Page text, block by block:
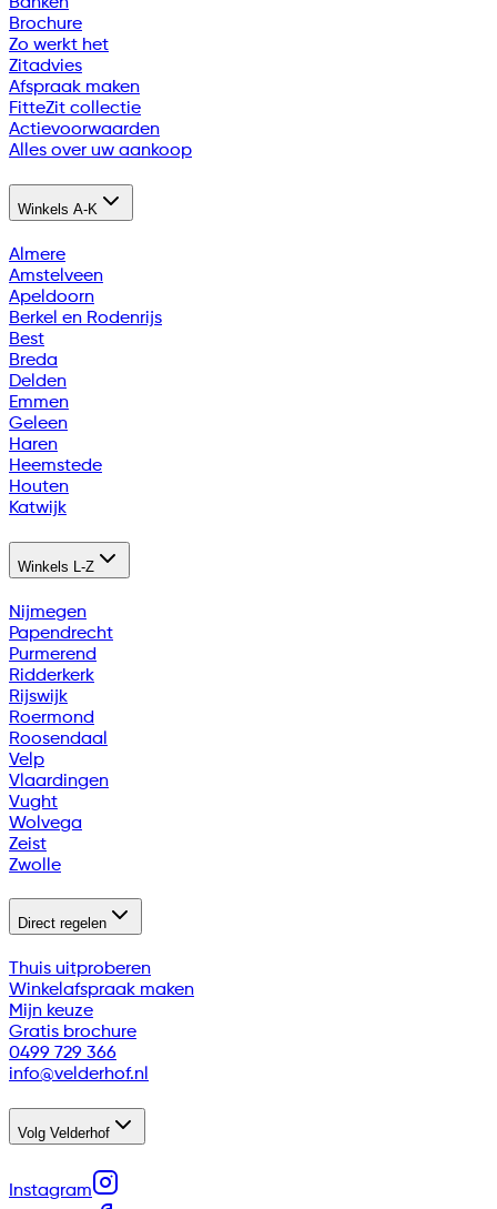
Brochure
Zo werkt het
Zitadvies
Afspraak maken
FitteZit collectie
Actievoorwaarden
Alles over uw aankoop
Winkels A-K
Almere
Amstelveen
Apeldoorn
Berkel en Rodenrijs
Best
Breda
Delden
Emmen
Geleen
Haren
Heemstede
Houten
Katwijk
Winkels L-Z
Nijmegen
Papendrecht
Purmerend
Ridderkerk
Rijswijk
Roermond
Roosendaal
Velp
Vlaardingen
Vught
Wolvega
Zeist
Zwolle
Direct regelen
Thuis uitproberen
Winkelafspraak maken
Mijn keuze
Gratis brochure
0499 729 366
info@velderhof.nl
Volg Velderhof
Instagram